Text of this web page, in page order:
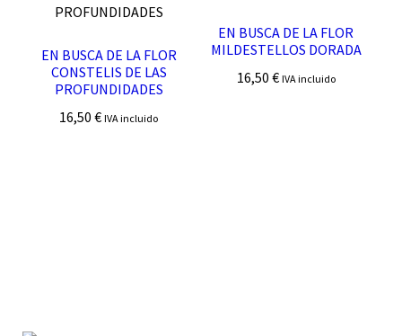
EN BUSCA DE LA FLOR
CONSTELIS DE LAS
PROFUNDIDADES
16,50€ IVA incluido
EN BUSCA DE LA FLOR
MILDESTELLOS DORADA
16,50 € IVA incluido